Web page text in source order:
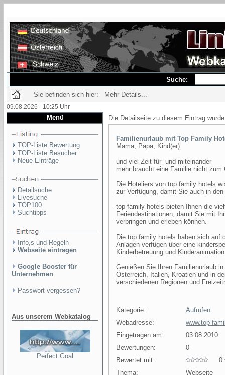
Suche:
Sie befinden sich hier: Mehr Details...
09.08.2026 - 10:25 Uhr
Menü
TOP-Liste Bewertung
TOP-Liste Besucher
Neue Einträge
Detailsuche
Livesuche
TOP100
Suchtipps
Info,s und Regeln
Webseite eintragen
Google Booster für
Unternehmen
Passwort vergessen?
Aus unserem Webkatalog
Perfect Goal
Die Detailseite zu diesem Eintrag
Familienurlaub mit Top Family
Mama, Papa, Kind(er)
und viel Zeit für- und miteinander
mehr braucht eine Familie nicht zum
Die Hoteliers von top family hotels
zur Verfügung, damit Sie auch in
top family hotels bieten Ihnen die
Feriendestinationen, damit Sie mit
verbringen und erleben können.
Die top family hotels haben sich auf
Anlagen verfügen über eine
Kinderbetreuung und
Genießen Sie Ihren Familienurlaub
Österreich, Italien, Kroatien und in
verschiedenen Regionen und
Kategorie:
Aufrufen
Webadresse:
www.top-
Eingetragen am:
03.08.2010
Bewertungen:
0
Bewertet mit:
0
Thema:
Webseite